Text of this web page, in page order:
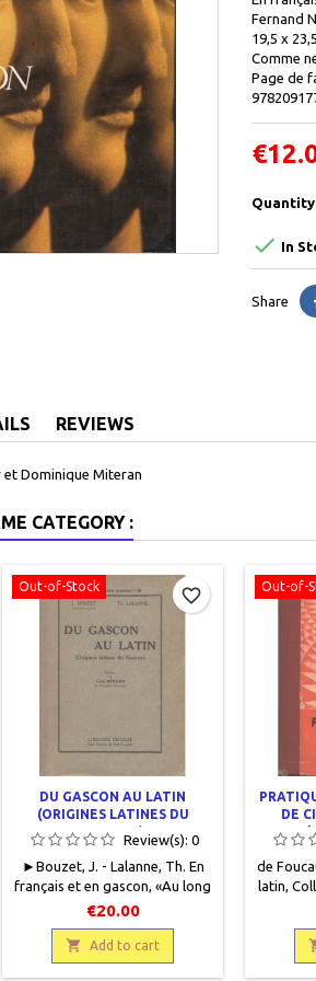
Fernand
19,5 x
Comme
Page de
Quantity
 In
Share
REVIEWS
Dominique Miteran
CATEGORY :
Out-of-Stock
DU GASCON AU LATIN
(ORIGINES LATINES DU
GASCON)
Review(s): 0
►Bouzet, J. - Lalanne, Th. En
français et en gascon, «Au long
des voies romaines» III, Librairie
Bénesse, 1937, 14 x 19, 82
pages, broché, occasion . Bon
état. Dos insolé.
€20.00
 Add to cart
favorite_border Out-of-
DE
de
latin,
de
+ 398
Correct.
Haut et